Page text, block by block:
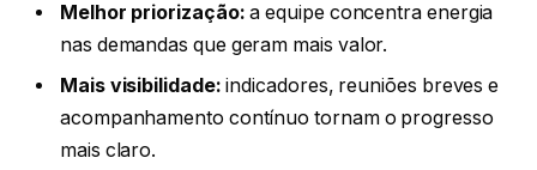
Melhor priorização: a equipe concentra energia
nas demandas que geram mais valor.
Mais visibilidade: indicadores, reuniões breves e
acompanhamento contínuo tornam o progresso
mais claro.